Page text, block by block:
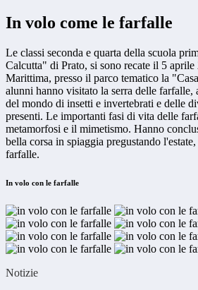
In volo come le farfalle
Le classi seconda e quarta della scuola
Calcutta" di Prato, si sono recate il 5
Marittima, presso il parco tematico la
alunni hanno visitato la serra delle farfalle,
del mondo di insetti e invertebrati e delle
presenti. Le importanti fasi di vita delle
metamorfosi e il mimetismo. Hanno
bella corsa in spiaggia pregustando
farfalle.
In volo con le farfalle
Notizie